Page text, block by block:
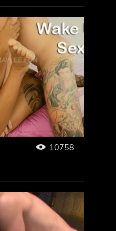
10758